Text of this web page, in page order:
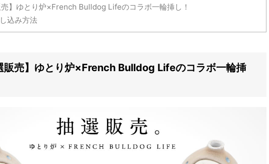
売】ゆとり炉×French Bulldog Lifeのコラボ一輪挿し！
込み方法
販売】ゆとり炉×French Bulldog Lifeのコラボ一輪挿